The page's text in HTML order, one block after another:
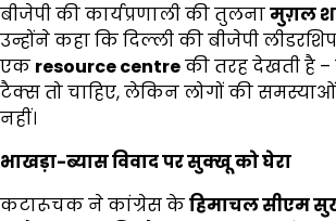
बीजेपी की कार्यप्रणाली की तुलनामुग़ल
उन्होंने कहा कि दिल्ली की बीजेपी
एक resource centreकी तरह देखती है
टैक्स तो चाहिए, लेकिन लोगों की
नहीं।
भाखड़ा-ब्यास विवाद पर सुक्खू को घेरा
कटारूचक ने कांग्रेस केहिमाचल सीएम